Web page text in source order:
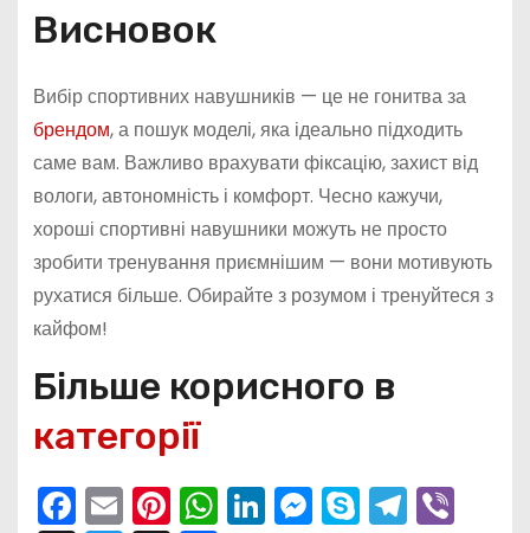
Висновок
Вибір спортивних навушників — це не гонитва за
брендом, а пошук моделі, яка ідеально підходить
саме вам. Важливо врахувати фіксацію, захист від
вологи, автономність і комфорт. Чесно кажучи,
хороші спортивні навушники можуть не просто
зробити тренування приємнішим — вони мотивують
рухатися більше. Обирайте з розумом і тренуйтеся з
кайфом!
Більше корисного в
категорії
F E Pi W Li M S T Vi